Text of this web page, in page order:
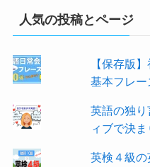
人気の投稿とページ
【保存版
基本フレー
英語の独
ィブで決
英検４級の